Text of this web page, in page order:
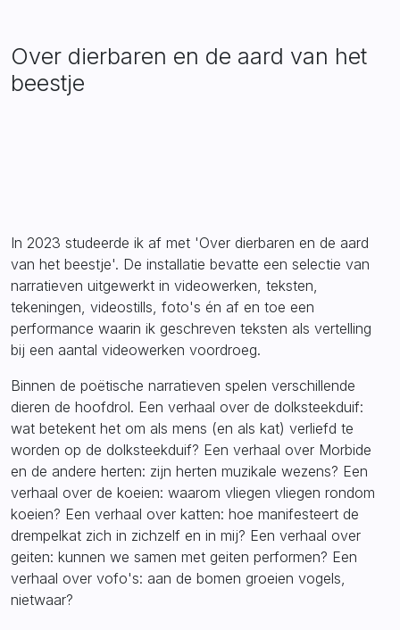
Over dierbaren en de aard van het
beestje
In 2023 studeerde ik af met 'Over dierbaren en de aard
van het beestje'. De installatie bevatte een selectie van
narratieven uitgewerkt in videowerken, teksten,
tekeningen, videostills, foto's én af en toe een
performance waarin ik geschreven teksten als vertelling
bij een aantal videowerken voordroeg.
Binnen de poëtische narratieven spelen verschillende
dieren de hoofdrol. Een verhaal over de dolksteekduif:
wat betekent het om als mens (en als kat) verliefd te
worden op de dolksteekduif? Een verhaal over Morbide
en de andere herten: zijn herten muzikale wezens? Een
verhaal over de koeien: waarom vliegen vliegen rondom
koeien? Een verhaal over katten: hoe manifesteert de
drempelkat zich in zichzelf en in mij? Een verhaal over
geiten: kunnen we samen met geiten performen? Een
verhaal over vofo's: aan de bomen groeien vogels,
nietwaar?